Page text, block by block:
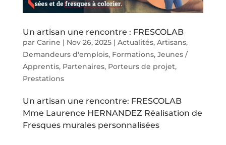
Un artisan une rencontre : FRESCOLAB
par Carine | Nov 26, 2025| Actualités, Artisans,
Demandeurs d'emplois, Formations, Jeunes /
Apprentis, Partenaires, Porteurs de projet,
Prestations
Un artisan une rencontre: FRESCOLAB
Mme Laurence HERNANDEZ Réalisation de
Fresques murales personnalisées